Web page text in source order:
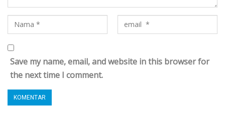
Save my name, email, and website in this browser for
the next time I comment.